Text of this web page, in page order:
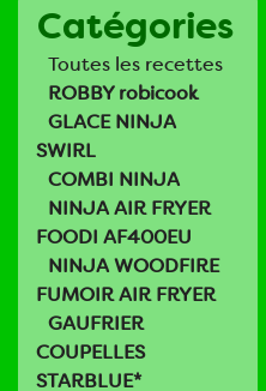
Catégories
Toutes les recettes
ROBBY robicook
GLACE NINJA
SWIRL
COMBI NINJA
NINJA AIR FRYER
FOODI AF400EU
NINJA WOODFIRE
FUMOIR AIR FRYER
GAUFRIER
COUPELLES
STARBLUE*